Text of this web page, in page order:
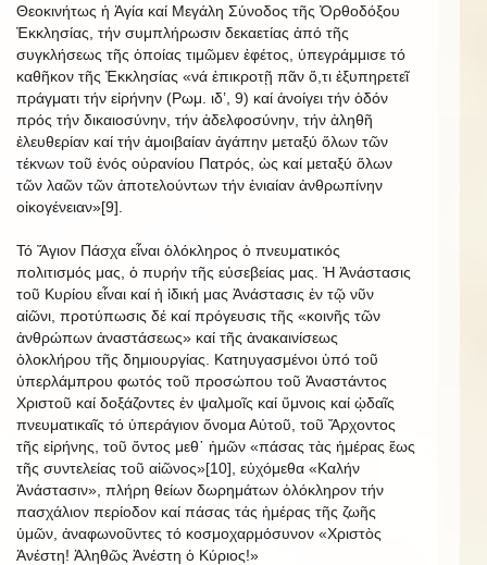
Θεοκινήτως ἡ Ἁγία καί Μεγάλη Σύνοδος τῆς Ὀρθοδόξου
Ἐκκλησίας, τήν συμπλήρωσιν δεκαετίας ἀπό τῆς
συγκλήσεως τῆς ὁποίας τιμῶμεν ἐφέτος, ὑπεγράμμισε τό
καθῆκον τῆς Ἐκκλησίας «νά ἐπικροτῇ πᾶν ὅ,τι ἐξυπηρετεῖ
πράγματι τήν εἰρήνην (Ρωμ. ιδ’, 9) καί ἀνοίγει τήν ὁδόν
πρός τήν δικαιοσύνην, τήν ἀδελφοσύνην, τήν ἀληθῆ
ἐλευθερίαν καί τήν ἀμοιβαίαν ἀγάπην μεταξύ ὅλων τῶν
τέκνων τοῦ ἑνός οὐρανίου Πατρός, ὡς καί μεταξύ ὅλων
τῶν λαῶν τῶν ἀποτελούντων τήν ἑνιαίαν ἀνθρωπίνην
οἰκογένειαν»[9].
Τό Ἅγιον Πάσχα εἶναι ὁλόκληρος ὁ πνευματικός
πολιτισμός μας, ὁ πυρήν τῆς εὐσεβείας μας. Ἡ Ἀνάστασις
τοῦ Κυρίου εἶναι καί ἡ ἰδική μας Ἀνάστασις ἐν τῷ νῦν
αἰῶνι, προτύπωσις δέ καί πρόγευσις τῆς «κοινῆς τῶν
ἀνθρώπων ἀναστάσεως» καί τῆς ἀνακαινίσεως
ὁλοκλήρου τῆς δημιουργίας. Κατηυγασμένοι ὑπό τοῦ
ὑπερλάμπρου φωτός τοῦ προσώπου τοῦ Ἀναστάντος
Χριστοῦ καί δοξάζοντες ἐν ψαλμοῖς καί ὕμνοις καί ᾠδαῖς
πνευματικαῖς τό ὑπεράγιον ὄνομα Αὐτοῦ, τοῦ Ἄρχοντος
τῆς εἰρήνης, τοῦ ὄντος μεθ᾿ ἡμῶν «πάσας τὰς ἡμέρας ἕως
τῆς συντελείας τοῦ αἰῶνος»[10], εὐχόμεθα «Καλήν
Ἀνάστασιν», πλήρη θείων δωρημάτων ὁλόκληρον τήν
πασχάλιον περίοδον καί πάσας τάς ἡμέρας τῆς ζωῆς
ὑμῶν, ἀναφωνοῦντες τό κοσμοχαρμόσυνον «Χριστὸς
Ἀνέστη! Ἀληθῶς Ἀνέστη ὁ Κύριος!»